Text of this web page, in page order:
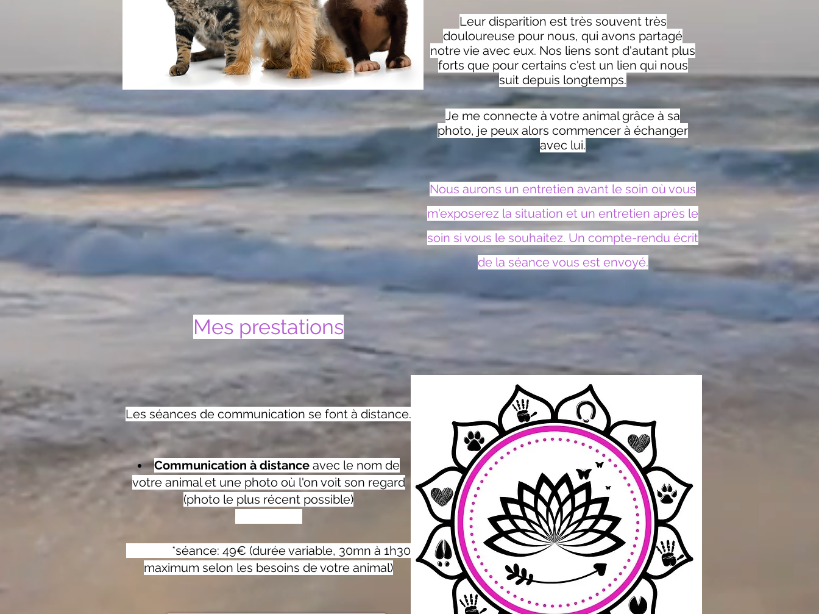
Leur disparition est très souvent très
douloureuse pour nous, qui avons partagé
notre vie avec eux. Nos liens sont d'autant plus
forts que pour certains c'est un lien qui nous
suit depuis longtemps.
Je me connecte à votre animal grâce à sa
photo, je peux alors commencer à échanger
avec lui.
Nous aurons un entretien avant le soin où vous
m'exposerez la situation et un entretien après le
soin si vous le souhaitez. Un compte-rendu écrit
de la séance vous est envoyé.
Mes prestations
Les séances de communication se font à distance.
Communication à distance avec le nom de
votre animal et une photo où l'on voit son regard
(photo le plus récent possible)
*séance: 49€ (durée variable, 30mn à 1h30
maximum selon les besoins de votre animal)